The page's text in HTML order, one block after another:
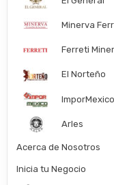
Minerva
Ferreti
El Norteño
ImporMexico
Arles
Acerca de Nosotros
Inicia tu Negocio